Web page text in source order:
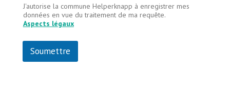
J'autorise la commune Helperknapp à enregistrer mes
données en vue du traitement de ma requête.
Aspects légaux
Soumettre